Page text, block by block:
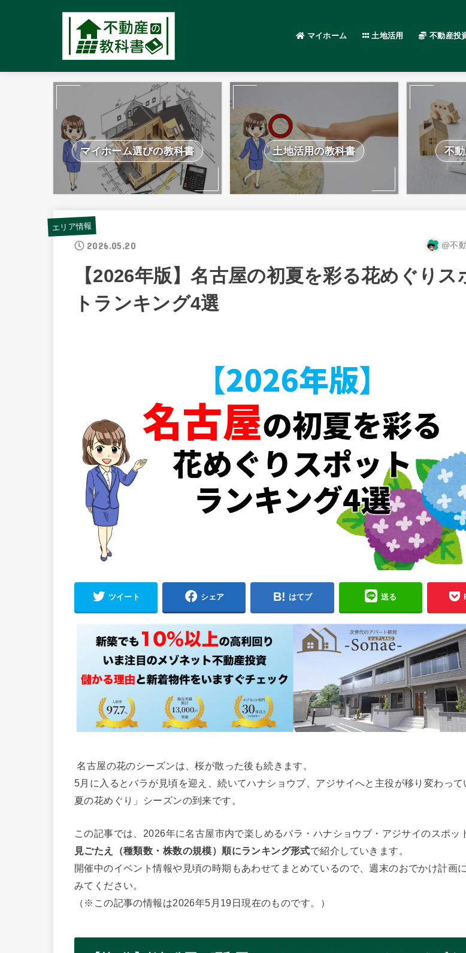
マイホーム 土地活用 不動産投
マイホーム選びの教科書 土地活用の教科書 不
エリア情報
2026.05.20 @不
【2026年版】名古屋の初夏を彩る花めぐりス
トランキング4選
ツイート シェア はてブ 送る
名古屋の花のシーズンは、桜が散った後も続きます。
5月に入るとバラが見頃を迎え、続いてハナショウブ、アジサイへと主役が移り変わって
夏の花めぐり」シーズンの到来です。
この記事では、2026年に名古屋市内で楽しめるバラ・ハナショウブ・アジサイのスポッ
見ごたえ（種類数・株数の規模）順にランキング形式で紹介していきます。
開催中のイベント情報や見頃の時期もあわせてまとめているので、週末のおでかけ計画
みてください。
（※この記事の情報は2026年5月19日現在のものです。）